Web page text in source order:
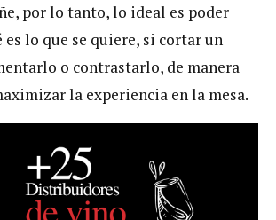
por lo tanto, lo ideal es poder
lo que se quiere, si cortar un
o contrastarlo, de manera
la experiencia en la mesa.